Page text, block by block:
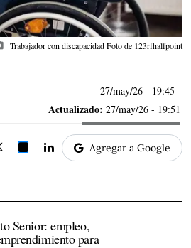
Trabajador con discapacidad Foto de 123rfhalfpoint
27/may/26 - 19:45
Actualizado: 27/may/26 - 19:51
Agregar a Google
Senior: empleo,
para